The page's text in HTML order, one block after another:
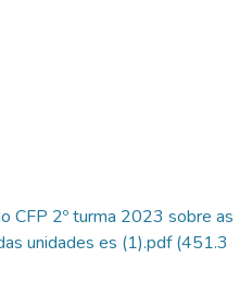
CFP 2º turma 2023 sobre as
unidades es (1).pdf(451.3